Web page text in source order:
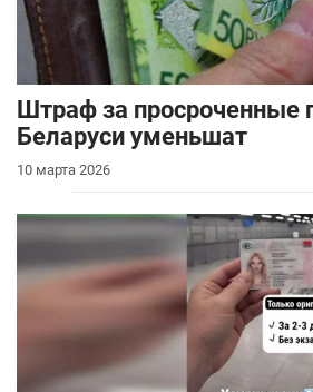
Штраф за просроченные
Беларуси уменьшат
10 марта 2026